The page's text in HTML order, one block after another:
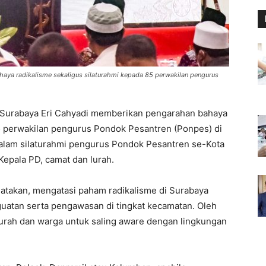
radikalisme sekaligus silaturahmi kepada 85 perwakilan pengurus
Eri Cahyadi memberikan pengarahan bahaya
pengurus Pondok Pesantren (Ponpes) di
silaturahmi pengurus Pondok Pesantren se-Kota
PD, camat dan lurah.
mengatasi paham radikalisme di Surabaya
serta pengawasan di tingkat kecamatan. Oleh
dan warga untuk saling aware dengan lingkungan